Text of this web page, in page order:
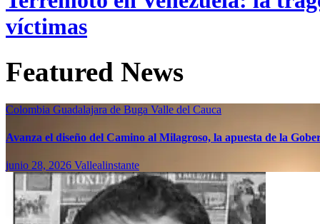
víctimas
Featured News
Colombia Guadalajara de Buga Valle del Cauca
Avanza el diseño del Camino al Milagroso, la apuesta de la
junio 28, 2026 Vallealinstante